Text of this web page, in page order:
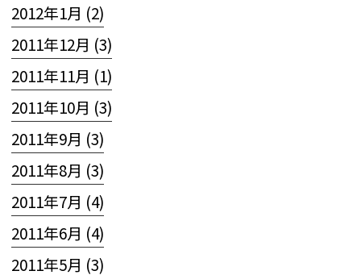
2012年1月 (2)
2011年12月 (3)
2011年11月 (1)
2011年10月 (3)
2011年9月 (3)
2011年8月 (3)
2011年7月 (4)
2011年6月 (4)
2011年5月 (3)